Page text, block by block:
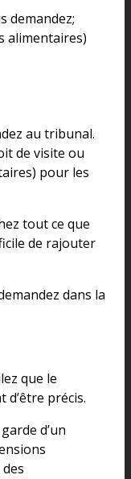
demandez;
alimentaires)
au tribunal.
de visite ou
pour les
tout ce que
de rajouter
dans la
que le
précis.
d’un